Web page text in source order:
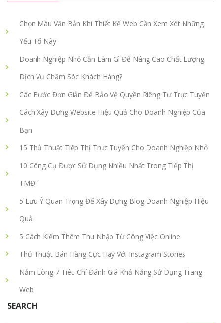
Chọn Màu Văn Bản Khi Thiết Kế Web Cần Xem Xét Những
Yếu Tố Này
Doanh Nghiệp Nhỏ Cần Làm Gì Để Nâng Cao Chất Lượng
Dịch Vụ Chăm Sóc Khách Hàng?
Các Bước Đơn Giản Để Bảo Vệ Quyền Riêng Tư Trực Tuyến
Cách Xây Dựng Website Hiệu Quả Cho Doanh Nghiệp Của
Bạn
15 Thủ Thuật Tiếp Thị Trực Tuyến Cho Doanh Nghiệp Nhỏ
10 Công Cụ Được Sử Dụng Nhiều Nhất Trong Tiếp Thị
TMĐT
5 Lưu Ý Quan Trọng Để Xây Dựng Blog Doanh Nghiệp Hiệu
Quả
5 Cách Kiếm Thêm Thu Nhập Từ Công Việc Online
Thủ Thuật Bán Hàng Cực Hay Với Instagram Stories
Nằm Lòng 7 Tiêu Chí Đánh Giá Khả Năng Sử Dụng Trang
Web
SEARCH